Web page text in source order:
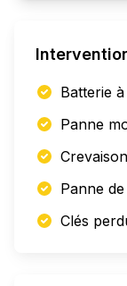
Batterie
Panne
Crevaison
Panne
Clés